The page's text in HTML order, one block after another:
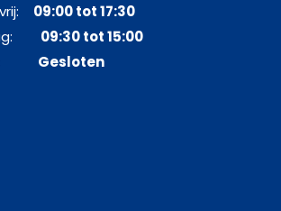
09:00 tot 17:30
09:30 tot 15:00
Gesloten